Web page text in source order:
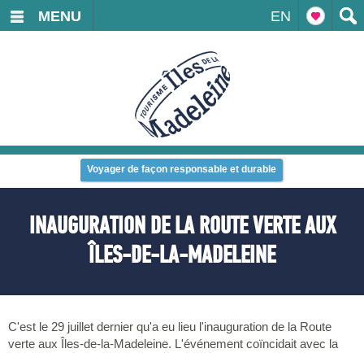
EN
MENU
Voyager de façon responsable et durable
INAUGURATION DE LA ROUTE VERTE AUX
ÎLES-DE-LA-MADELEINE
C'est le 29 juillet dernier qu'a eu lieu l'inauguration de la Route
verte aux Îles-de-la-Madeleine. L'événement coïncidait avec la